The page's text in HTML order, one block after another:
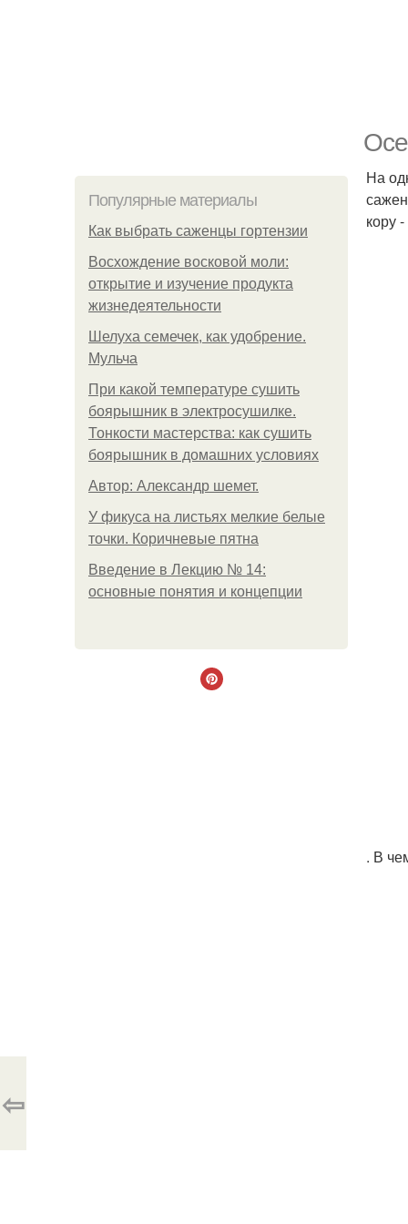
Популярные материалы
Как выбрать саженцы гортензии
Восхождение восковой моли:
открытие и изучение продукта
жизнедеятельности
Шелуха семечек, как удобрение.
Мульча
При какой температуре сушить
боярышник в электросушилке.
Тонкости мастерства: как сушить
боярышник в домашних условиях
Автор: Александр шемет.
У фикуса на листьях мелкие белые
точки. Коричневые пятна
Введение в Лекцию № 14:
основные понятия и концепции
На
кору
. В
⇦